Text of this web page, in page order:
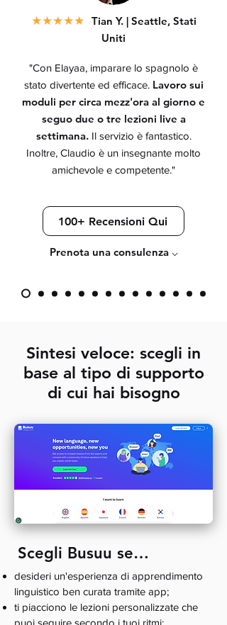
★★★★★ Tian Y. | Seattle, Stati
Uniti
"Con Elayaa, imparare lo spagnolo è
stato divertente ed efficace. Lavoro sui
moduli per circa mezz'ora al giorno e
seguo due o tre lezioni live a
settimana.Il servizio è fantastico.
Inoltre, Claudio è un insegnante molto
amichevole e competente."
100+ Recensioni Qui
Prenota una consulenza ⌵
Sintesi veloce: scegli in
base al tipo di supporto
di cui hai bisogno
Scegli Busuu se…
desideri un'esperienza di apprendimento
linguistico ben curata tramite app;
ti piacciono le lezioni personalizzate che
puoi seguire secondo i tuoi ritmi;